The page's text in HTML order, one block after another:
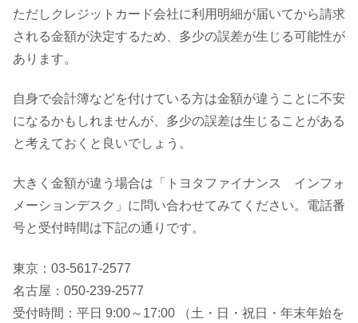
ただしクレジットカード会社に利用明細が届いてから請求
される金額が決定するため、多少の誤差が生じる可能性が
あります。
自身で会計簿などを付けている方は金額が違うことに不安
になるかもしれませんが、多少の誤差は生じることがある
と考えておくと良いでしょう。
大きく金額が違う場合は「トヨタファイナンス インフォ
メーションデスク」に問い合わせてみてください。電話番
号と受付時間は下記の通りです。
東京：03-5617-2577
名古屋：050-239-2577
受付時間：平日 9:00～17:00 （土・日・祝日・年末年始を